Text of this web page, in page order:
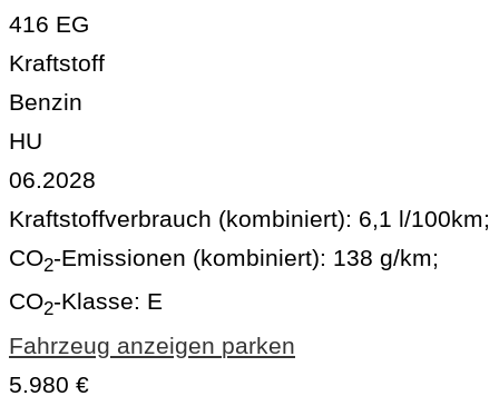
416 EG
Kraftstoff
Benzin
HU
06.2028
Kraftstoffverbrauch (kombiniert): 6,1 l/100km;
CO2-Emissionen (kombiniert): 138 g/km;
CO2-Klasse: E
Fahrzeug anzeigen parken
5.980 €